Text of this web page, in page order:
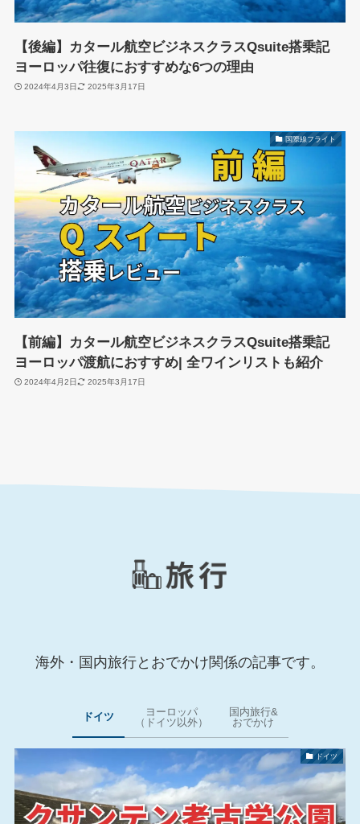
【後編】カタール航空ビジネスクラスQsuite搭乗記
ヨーロッパ往復におすすめな6つの理由
2024年4月3日 2025年3月17日
国際線フライト
【前編】カタール航空ビジネスクラスQsuite搭乗記
ヨーロッパ渡航におすすめ| 全ワインリストも紹介
2024年4月2日 2025年3月17日
海外・国内旅行とおでかけ関係の記事です。
ドイツ
ヨーロッパ
（ドイツ以外）
国内旅行&
おでかけ
ドイツ